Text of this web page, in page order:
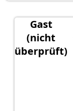
Gast
(nicht
überprüft)